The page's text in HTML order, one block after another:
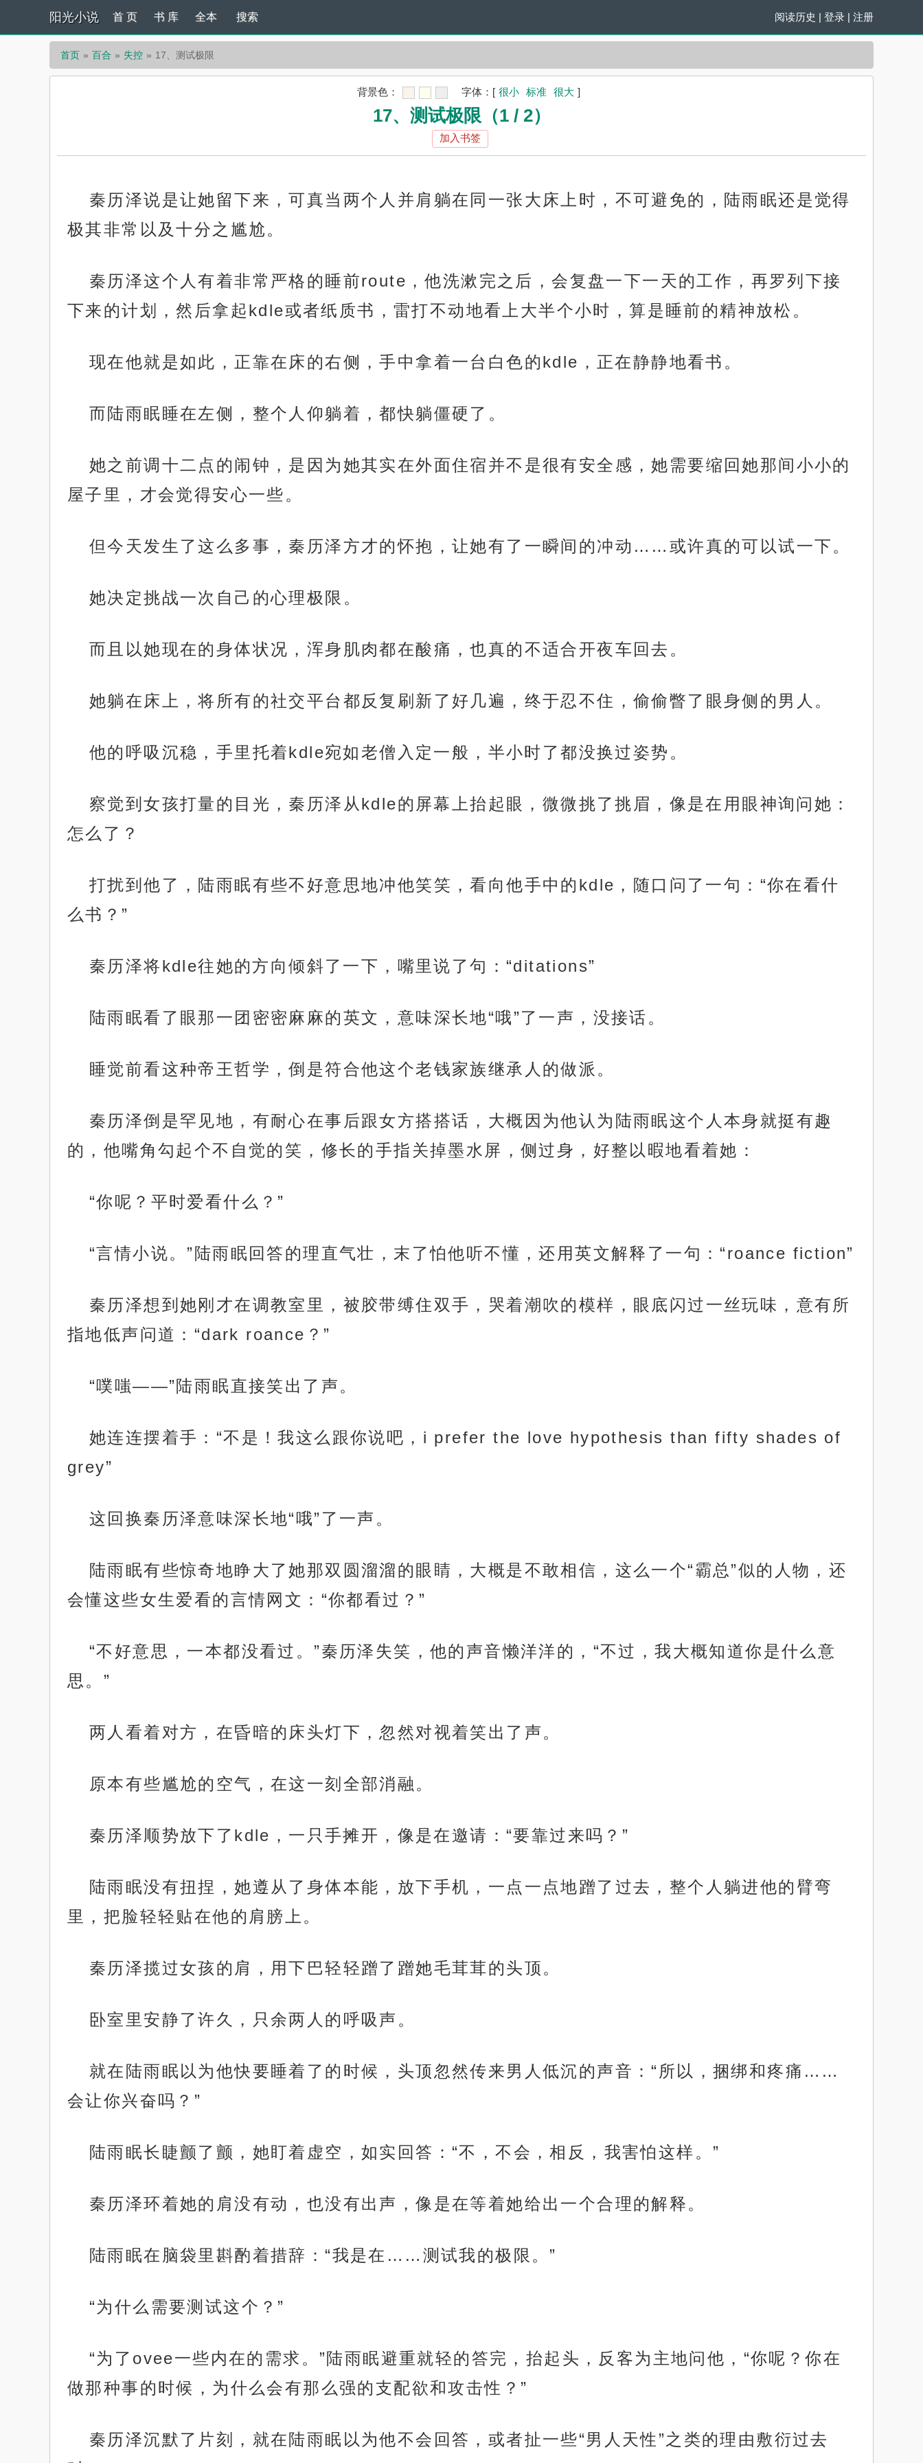
阳光小说 阅读历史 | 登录 | 注册
首 页 书 库 全本 搜索
首页 百合 失控 17、测试极限
背景色： 字体： [ 很小 标准 很大 ]
17、测试极限（1 / 2）
加入书签
秦历泽说是让她留下来，可真当两个人并肩躺在同一张大床上时，不可避免的，陆雨眠还是觉得
极其非常以及十分之尴尬。
秦历泽这个人有着非常严格的睡前route，他洗漱完之后，会复盘一下一天的工作，再罗列下接
下来的计划，然后拿起kdle或者纸质书，雷打不动地看上大半个小时，算是睡前的精神放松。
现在他就是如此，正靠在床的右侧，手中拿着一台白色的kdle，正在静静地看书。
而陆雨眠睡在左侧，整个人仰躺着，都快躺僵硬了。
她之前调十二点的闹钟，是因为她其实在外面住宿并不是很有安全感，她需要缩回她那间小小的
屋子里，才会觉得安心一些。
但今天发生了这么多事，秦历泽方才的怀抱，让她有了一瞬间的冲动……或许真的可以试一下。
她决定挑战一次自己的心理极限。
而且以她现在的身体状况，浑身肌肉都在酸痛，也真的不适合开夜车回去。
她躺在床上，将所有的社交平台都反复刷新了好几遍，终于忍不住，偷偷瞥了眼身侧的男人。
他的呼吸沉稳，手里托着kdle宛如老僧入定一般，半小时了都没换过姿势。
察觉到女孩打量的目光，秦历泽从kdle的屏幕上抬起眼，微微挑了挑眉，像是在用眼神询问她：
怎么了？
打扰到他了，陆雨眠有些不好意思地冲他笑笑，看向他手中的kdle，随口问了一句：“你在看什
么书？”
秦历泽将kdle往她的方向倾斜了一下，嘴里说了句：“ditations”
陆雨眠看了眼那一团密密麻麻的英文，意味深长地“哦”了一声，没接话。
睡觉前看这种帝王哲学，倒是符合他这个老钱家族继承人的做派。
秦历泽倒是罕见地，有耐心在事后跟女方搭搭话，大概因为他认为陆雨眠这个人本身就挺有趣
的，他嘴角勾起个不自觉的笑，修长的手指关掉墨水屏，侧过身，好整以暇地看着她：
“你呢？平时爱看什么？”
“言情小说。”陆雨眠回答的理直气壮，末了怕他听不懂，还用英文解释了一句：“roance fiction”
秦历泽想到她刚才在调教室里，被胶带缚住双手，哭着潮吹的模样，眼底闪过一丝玩味，意有所
指地低声问道：“dark roance？”
“噗嗤——”陆雨眠直接笑出了声。
她连连摆着手：“不是！我这么跟你说吧，i prefer the love hypothesis than fifty shades of
grey”
这回换秦历泽意味深长地“哦”了一声。
陆雨眠有些惊奇地睁大了她那双圆溜溜的眼睛，大概是不敢相信，这么一个“霸总”似的人物，还
会懂这些女生爱看的言情网文：“你都看过？”
“不好意思，一本都没看过。”秦历泽失笑，他的声音懒洋洋的，“不过，我大概知道你是什么意
思。”
两人看着对方，在昏暗的床头灯下，忽然对视着笑出了声。
原本有些尴尬的空气，在这一刻全部消融。
秦历泽顺势放下了kdle，一只手摊开，像是在邀请：“要靠过来吗？”
陆雨眠没有扭捏，她遵从了身体本能，放下手机，一点一点地蹭了过去，整个人躺进他的臂弯
里，把脸轻轻贴在他的肩膀上。
秦历泽揽过女孩的肩，用下巴轻轻蹭了蹭她毛茸茸的头顶。
卧室里安静了许久，只余两人的呼吸声。
就在陆雨眠以为他快要睡着了的时候，头顶忽然传来男人低沉的声音：“所以，捆绑和疼痛……
会让你兴奋吗？”
陆雨眠长睫颤了颤，她盯着虚空，如实回答：“不，不会，相反，我害怕这样。”
秦历泽环着她的肩没有动，也没有出声，像是在等着她给出一个合理的解释。
陆雨眠在脑袋里斟酌着措辞：“我是在……测试我的极限。”
“为什么需要测试这个？”
“为了ovee一些内在的需求。”陆雨眠避重就轻的答完，抬起头，反客为主地问他，“你呢？你在
做那种事的时候，为什么会有那么强的支配欲和攻击性？”
秦历泽沉默了片刻，就在陆雨眠以为他不会回答，或者扯一些“男人天性”之类的理由敷衍过去